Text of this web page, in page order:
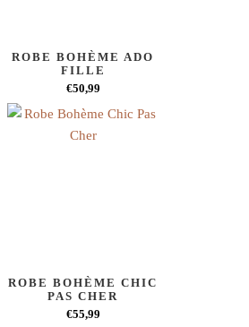
ROBE BOHÈME ADO
FILLE
€50,99
ROBE BOHÈME CHIC
PAS CHER
€55,99